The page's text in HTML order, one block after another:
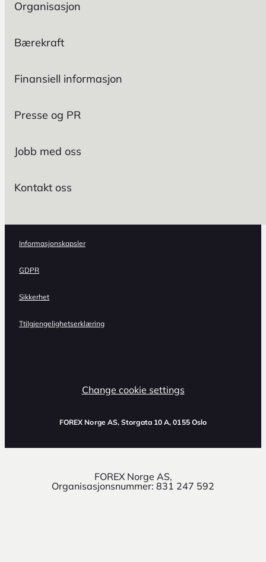
Organisasjon
Bærekraft
Finansiell informasjon
Presse og PR
Jobb med oss
Kontakt oss
Informasjonskapsler
GDPR
Sikkerhet
Ttilgjengelighetserklæring
Change cookie settings
FOREX Norge AS, Storgata 10 A, 0155 Oslo
FOREX Norge AS,
Organisasjonsnummer: 831 247 592